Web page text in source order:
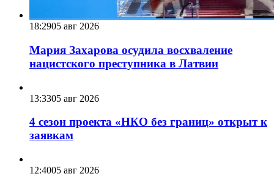
18:2905 авг 2026
Мария Захарова осудила восхваление
нацистского преступника в Латвии
13:3305 авг 2026
4 сезон проекта «НКО без границ» открыт к
заявкам
12:4005 авг 2026